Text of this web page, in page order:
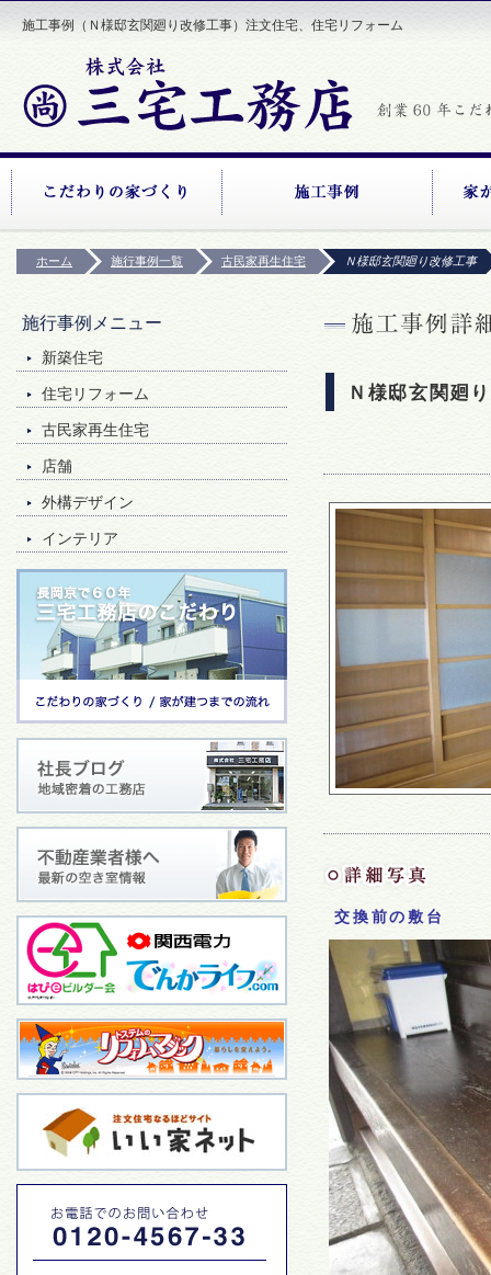
施工事例（Ｎ様邸玄関廻り改修工事）注文住宅、住宅リフォーム
ホーム 施行事例一覧 古民家再生住宅 Ｎ様邸玄関廻り改修工事
施行事例メニュー
新築住宅
住宅リフォーム
古民家再生住宅
店舗
外構デザイン
インテリア
Ｎ様邸玄関廻
交換前の敷台